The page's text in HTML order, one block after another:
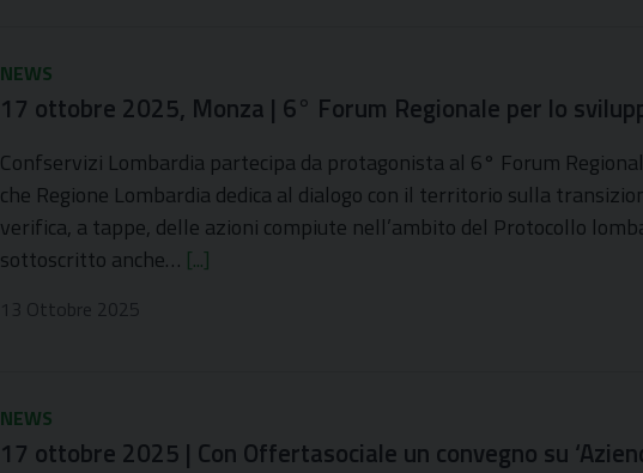
NEWS
17 ottobre 2025, Monza | 6° Forum Regionale per lo
Confservizi Lombardia partecipa da protagonista al 6° Forum
che Regione Lombardia dedica al dialogo con il territorio sulla
verifica, a tappe, delle azioni compiute nell’ambito del Protocollo
sottoscritto anche… [...]
13 Ottobre 2025
NEWS
17 ottobre 2025 | Con Offertasociale un convegno su